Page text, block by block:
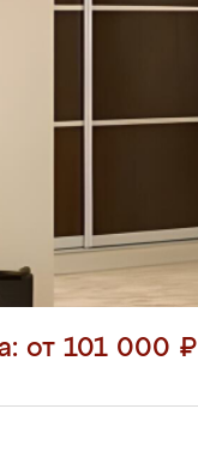
от 101 000 ₽